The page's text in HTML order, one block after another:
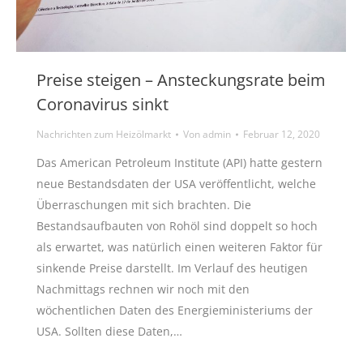
Preise steigen – Ansteckungsrate beim
Coronavirus sinkt
Nachrichten zum Heizölmarkt Vonadmin Februar 12, 2020
Das American Petroleum Institute (API) hatte gestern
neue Bestandsdaten der USA veröffentlicht, welche
Überraschungen mit sich brachten. Die
Bestandsaufbauten von Rohöl sind doppelt so hoch
als erwartet, was natürlich einen weiteren Faktor für
sinkende Preise darstellt. Im Verlauf des heutigen
Nachmittags rechnen wir noch mit den
wöchentlichen Daten des Energieministeriums der
USA. Sollten diese Daten,…